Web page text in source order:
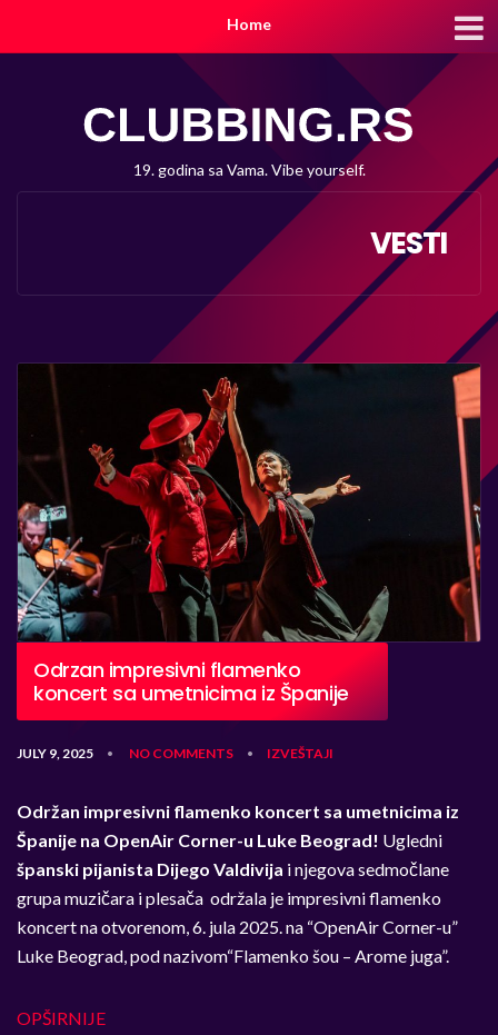
Home
19. godina sa Vama. Vibe yourself.
VESTI
Odrzan impresivni flamenko
koncert sa umetnicima iz Španije
JULY 9, 2025 • NO COMMENTS • IZVEŠTAJI
Održan impresivni flamenko koncert sa umetnicima iz
Španije na OpenAir Corner-u Luke Beograd! Ugledni
španski pijanista Dijego Valdivija i njegova sedmočlane
grupa muzičara i plesača održala je impresivni flamenko
koncert na otvorenom, 6. jula 2025. na “OpenAir Corner-u”
Luke Beograd, pod nazivom“Flamenko šou – Arome juga”.
OPŠIRNIJE